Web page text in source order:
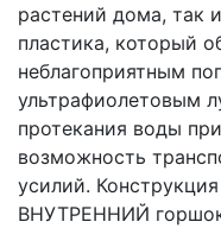
растений дома, так
пластика, который
неблагоприятным
ультрафиолетовым
протекания воды
возможность
усилий.
ВНУТРЕННИЙ